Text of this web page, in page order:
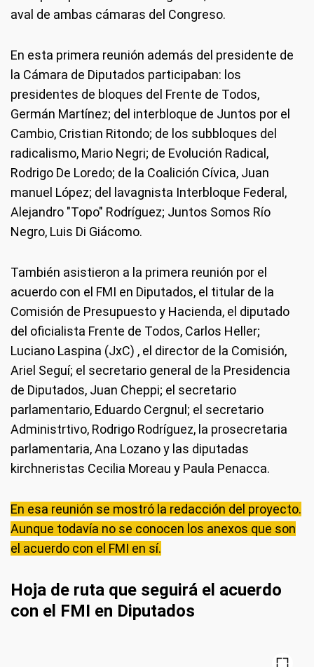
aval de ambas cámaras del Congreso.
En esta primera reunión además del presidente de
la Cámara de Diputados participaban: los
presidentes de bloques del Frente de Todos,
Germán Martínez; del interbloque de Juntos por el
Cambio, Cristian Ritondo; de los subbloques del
radicalismo, Mario Negri; de Evolución Radical,
Rodrigo De Loredo; de la Coalición Cívica, Juan
manuel López; del lavagnista Interbloque Federal,
Alejandro "Topo" Rodríguez; Juntos Somos Río
Negro, Luis Di Giácomo.
También asistieron a la primera reunión por el
acuerdo con el FMI en Diputados, el titular de la
Comisión de Presupuesto y Hacienda, el diputado
del oficialista Frente de Todos, Carlos Heller;
Luciano Laspina (JxC) , el director de la Comisión,
Ariel Seguí; el secretario general de la Presidencia
de Diputados, Juan Cheppi; el secretario
parlamentario, Eduardo Cergnul; el secretario
Administrtivo, Rodrigo Rodríguez, la prosecretaria
parlamentaria, Ana Lozano y las diputadas
kirchneristas Cecilia Moreau y Paula Penacca.
En esa reunión se mostró la redacción del proyecto.
Aunque todavía no se conocen los anexos que son
el acuerdo con el FMI en sí.
Hoja de ruta que seguirá el acuerdo
con el FMI en Diputados